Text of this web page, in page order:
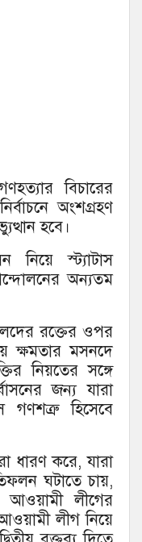
বিচারের
অংশগ্রহণ
হবে।
স্ট্যাটাস
অন্যতম
রক্তের ওপর
ক্ষমতার মসনদে
নিয়তের সঙ্গে
জন্য যারা
গণশত্রু হিসেবে
ধারণ করে, যারা
ঘটাতে চায়,
আওয়ামী লীগের
লীগ নিয়ে